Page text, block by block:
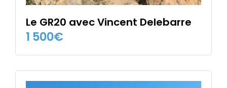
Le GR20 avec Vincent Delebarre
1 500€